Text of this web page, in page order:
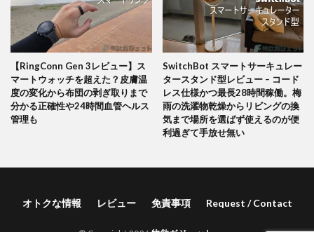
【RingConn Gen 3レビュー】ス
マートウォッチを超えた？皮膚温
度の変化から布団の剥ぎ取りまで
分かる正確性や24時間血管ヘルス
管理も
SwitchBot スマートサーキュレー
タースタンド型レビュー – コード
レス仕様かつ最長28時間稼働。梅
雨の洗濯物乾燥からリビングの換
気まで場所を選ばず使えるのが便
利過ぎて手放せ無い
オトクな情報 レビュー 免責事項 Request / Contact